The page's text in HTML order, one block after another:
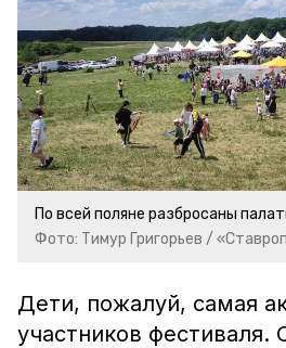
По всей поляне разбросаны
Фото: Тимур Григорьев /
Дети, пожалуй, самая
участников фестиваля.